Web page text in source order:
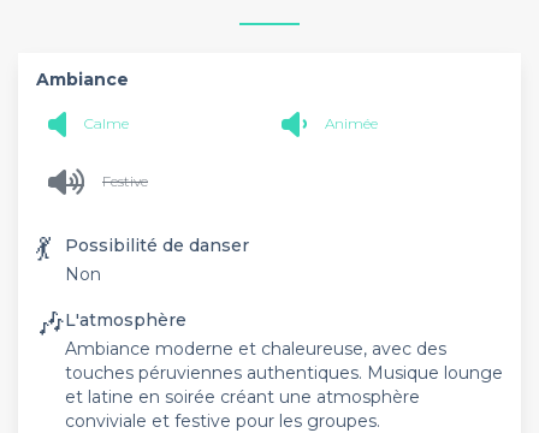
Ambiance
Calme Animée
Festive
💃
Possibilité de danser
Non
🎶L'atmosphère
Ambiance moderne et chaleureuse, avec des
touches péruviennes authentiques. Musique lounge
et latine en soirée créant une atmosphère
conviviale et festive pour les groupes.